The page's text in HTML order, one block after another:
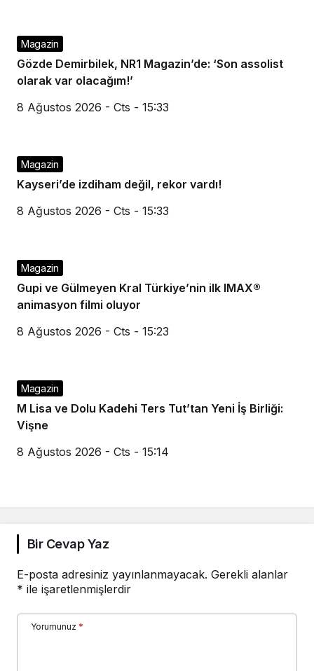
Magazin
Gözde Demirbilek, NR1 Magazin’de: ‘Son assolist
olarak var olacağım!’
8 Ağustos 2026 - Cts - 15:33
Magazin
Kayseri’de izdiham değil, rekor vardı!
8 Ağustos 2026 - Cts - 15:33
Magazin
Gupi ve Gülmeyen Kral Türkiye’nin ilk IMAX®
animasyon filmi oluyor
8 Ağustos 2026 - Cts - 15:23
Magazin
M Lisa ve Dolu Kadehi Ters Tut’tan Yeni İş Birliği:
Vişne
8 Ağustos 2026 - Cts - 15:14
Bir Cevap Yaz
E-posta adresiniz yayınlanmayacak. Gerekli alanlar
* ile işaretlenmişlerdir
Yorumunuz *